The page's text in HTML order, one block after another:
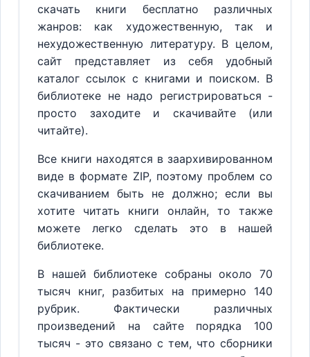
скачать книги бесплатно различных
жанров: как художественную, так и
нехудожественную литературу. В целом,
сайт представляет из себя удобный
каталог ссылок с книгами и поиском. В
библиотеке не надо регистрироваться -
просто заходите и скачивайте (или
читайте).
Все книги находятся в заархивированном
виде в формате ZIP, поэтому проблем со
скачиванием быть не должно; если вы
хотите читать книги онлайн, то также
можете легко сделать это в нашей
библиотеке.
В нашей библиотеке собраны около 70
тысяч книг, разбитых на примерно 140
рубрик. Фактически различных
произведений на сайте порядка 100
тысяч - это связано с тем, что сборники